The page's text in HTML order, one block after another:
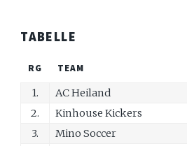
TABELLE
RG TEAM
1. AC Heiland
2.
Kinhouse Kickers
3.
Mino Soccer